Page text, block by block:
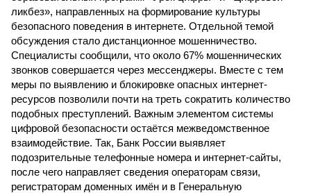
ликбез», направленных на формирование культуры
безопасного поведения в интернете. Отдельной темой
обсуждения стало дистанционное мошенничество.
Специалисты сообщили, что около 67% мошеннических
звонков совершается через мессенджеры. Вместе с тем
меры по выявлению и блокировке опасных интернет-
ресурсов позволили почти на треть сократить количество
подобных преступлений. Важным элементом системы
цифровой безопасности остаётся межведомственное
взаимодействие. Так, Банк России выявляет
подозрительные телефонные номера и интернет-сайты,
после чего направляет сведения операторам связи,
регистраторам доменных имён и в Генеральную